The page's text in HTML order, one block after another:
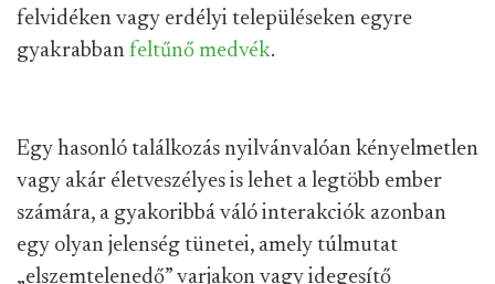
felvidéken vagy erdélyi településeken egyre
gyakrabban feltűnő medvék.
Egy hasonló találkozás nyilvánvalóan kényelmetlen
vagy akár életveszélyes is lehet a legtöbb ember
számára, a gyakoribbá váló interakciók azonban
egy olyan jelenség tünetei, amely túlmutat
„elszemtelenedő” varjakon vagy idegesítő